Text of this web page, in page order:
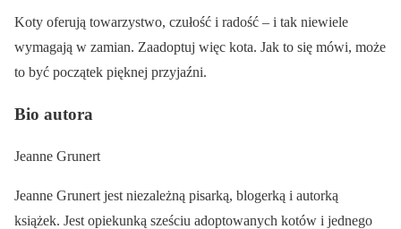
Koty oferują towarzystwo, czułość i radość – i tak niewiele
wymagają w zamian. Zaadoptuj więc kota. Jak to się mówi, może
to być początek pięknej przyjaźni.
Bio autora
Jeanne Grunert
Jeanne Grunert jest niezależną pisarką, blogerką i autorką
książek. Jest opiekunką sześciu adoptowanych kotów i jednego